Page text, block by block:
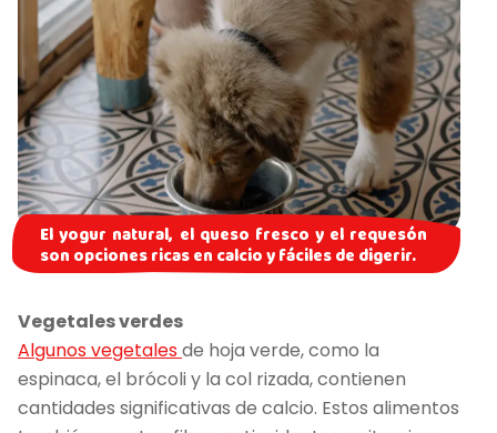
El yogur natural, el queso fresco y el requesón
son opciones ricas en calcio y fáciles de digerir.
Vegetales verdes
Algunos vegetalesde hoja verde, como la
espinaca, el brócoli y la col rizada, contienen
cantidades significativas de calcio. Estos alimentos